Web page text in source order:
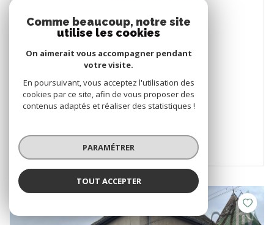
Immeuble
86 400 €
VOIR LE BIEN
Comme beaucoup, notre site
utilise les cookies
On aimerait vous accompagner pendant
votre visite.
En poursuivant, vous acceptez l'utilisation des
cookies par ce site, afin de vous proposer des
contenus adaptés et réaliser des statistiques !
PARAMÉTRER
TOUT ACCEPTER